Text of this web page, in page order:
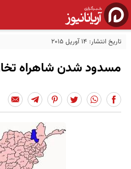
تاریخ انتشار: 14 آوریل 2015
مسدود شدن شاهراه